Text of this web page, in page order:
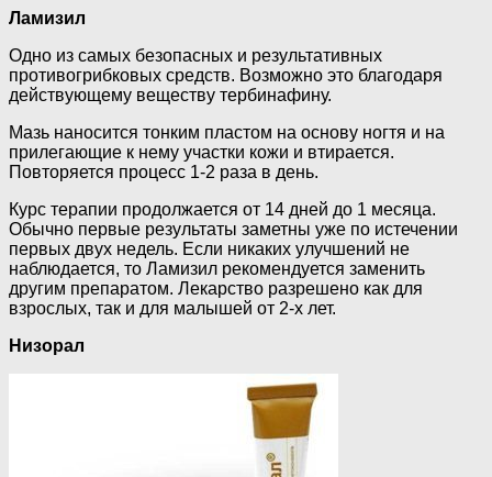
Ламизил
Одно из самых безопасных и результативных
противогрибковых средств. Возможно это благодаря
действующему веществу тербинафину.
Мазь наносится тонким пластом на основу ногтя и на
прилегающие к нему участки кожи и втирается.
Повторяется процесс 1-2 раза в день.
Курс терапии продолжается от 14 дней до 1 месяца.
Обычно первые результаты заметны уже по истечении
первых двух недель. Если никаких улучшений не
наблюдается, то Ламизил рекомендуется заменить
другим препаратом. Лекарство разрешено как для
взрослых, так и для малышей от 2-х лет.
Низорал